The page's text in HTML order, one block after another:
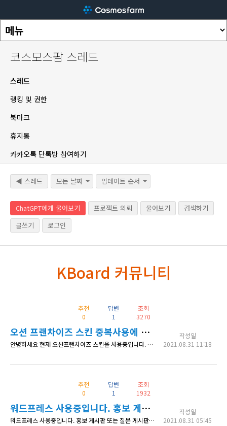
코스모스팜 스레드
스레드
랭킹 및 권한
북마크
휴지통
카카오톡 단톡방 참여하기
◀ 스레드 모든 날짜 업데이트 순서
ChatGPT에게 물어보기 프로젝트 의뢰 물어보기
검색하기
글쓰기
로그인
KBoard 커뮤니티
추천
0
답변
1
조회
3270
오션 프랜차이즈 스킨 중복사용에 관하여 문의드립니다.
안녕하세요 현재 오션프랜차이즈 스킨을 사용중입니다. 한 페이지에 오션프랜차이즈 스킨을 적용 후 지점 등록까지 모두 마친 상태인데 이 내용을 다른 페이지에 게시판을 따로해서 똑같이 적용시킬 수 있을까요? 게시판은 따로 만들고 내용은 원래 작업했던 내용과 동일하게 가능할까요? 다시 지점 등록을 하려면 시간이 오래걸릴 것 같아 문의드립니다. 감사합니다.
작성일
2021.08.31 11:18
추천
0
답변
1
조회
1932
워드프레스 사용중입니다. 홍보 게시판 또는 질문 게시판이 필요합니다.
워드프레스 사용중입니다. 홍보 게시판 또는 질문 게시판이 필요합니다. 게시글 작성시 내부링크를 넣게 되면 "nofollow"로 링크를 설정할 수 있는 게시판 옵션이 있는 것이있을까요?
작성일
2021.08.31 05:45